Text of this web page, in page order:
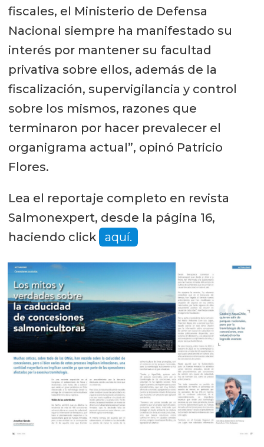
fiscales, el Ministerio de Defensa
Nacional siempre ha manifestado su
interés por mantener su facultad
privativa sobre ellos, además de la
fiscalización, supervigilancia y control
sobre los mismos, razones que
terminaron por hacer prevalecer el
organigrama actual”, opinó Patricio
Flores.
Lea el reportaje completo en revista
Salmonexpert, desde la página 16,
haciendo click aquí.